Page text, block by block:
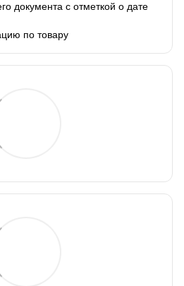
документа с отметкой о дате
по товару